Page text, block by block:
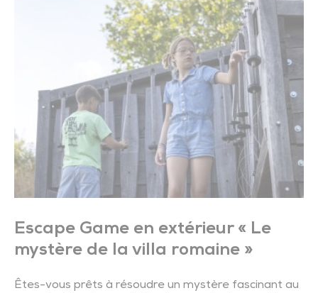
Escape Game en extérieur « Le
mystère de la villa romaine »
Êtes-vous prêts à résoudre un mystère fascinant au